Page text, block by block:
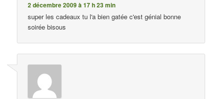
2 décembre 2009 à 17 h 23 min
super les cadeaux tu l'a bien gatée c'est génial bonne
soirée bisous